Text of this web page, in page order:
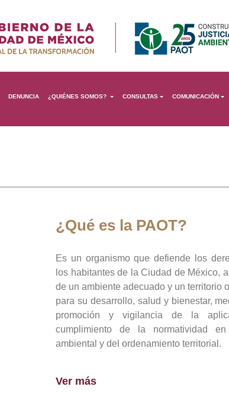
DENUNCIA ¿QUIÉNES SOMOS? CONSULTAS COMUNICACIÓN
¿Qué es la PAOT?
Es un organismo que defiende los
los habitantes de la Ciudad de México,
de un ambiente adecuado y un territorio
para su desarrollo, salud y bienestar,
promoción y vigilancia de la
cumplimiento de la normatividad en
ambiental y del ordenamiento territorial.
Ver más